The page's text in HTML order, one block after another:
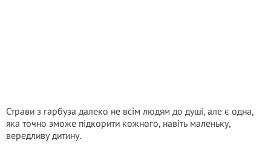
Страви з гарбуза далеко не всім людям до душі, але є одна,
яка точно зможе підкорити кожного, навіть маленьку,
вередливу дитину.